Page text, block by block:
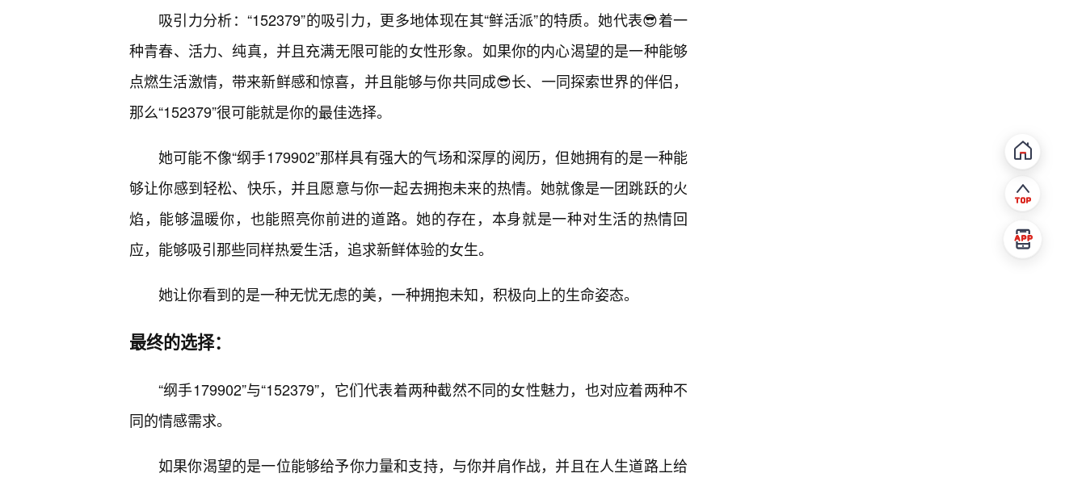
吸引力分析：“152379”的吸引力，更多地体现在其“鲜活派”的特质。她代表😎着一
种青春、活力、纯真，并且充满无限可能的女性形象。如果你的内心渴望的是一种能够
点燃生活激情，带来新鲜感和惊喜，并且能够与你共同成😎长、一同探索世界的伴侣，
那么“152379”很可能就是你的最佳选择。
她可能不像“纲手179902”那样具有强大的气场和深厚的阅历，但她拥有的是一种能
够让你感到轻松、快乐，并且愿意与你一起去拥抱未来的热情。她就像是一团跳跃的火
焰，能够温暖你，也能照亮你前进的道路。她的存在，本身就是一种对生活的热情回
应，能够吸引那些同样热爱生活，追求新鲜体验的女生。
她让你看到的是一种无忧无虑的美，一种拥抱未知，积极向上的生命姿态。
最终的选择：
“纲手179902”与“152379”，它们代表着两种截然不同的女性魅力，也对应着两种不
同的情感需求。
如果你渴望的是一位能够给予你力量和支持，与你并肩作战，并且在人生道路上给